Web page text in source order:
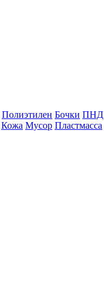
Полиэтилен Бочки ПНД
Кожа Мусор Пластмасса